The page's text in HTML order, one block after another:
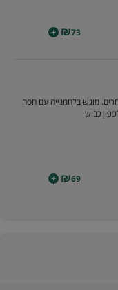
₪73
+
מוגש בלחמנייה עם חסה
כבוש
₪69
+